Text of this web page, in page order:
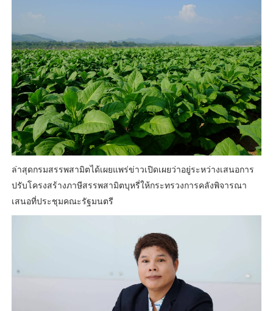
ล่าสุดกรมสรรพสามิตได้เผยแพร่ข่าวเปิดเผยว่าอยู่ระหว่างเสนอการ
ปรับโครงสร้างภาษีสรรพสามิตบุหรี่ให้กระทรวงการคลังพิจารณา
เสนอที่ประชุมคณะรัฐมนตรี